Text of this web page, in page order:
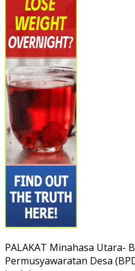
PALAKAT Minahasa Utara-
Permusyawaratan Desa